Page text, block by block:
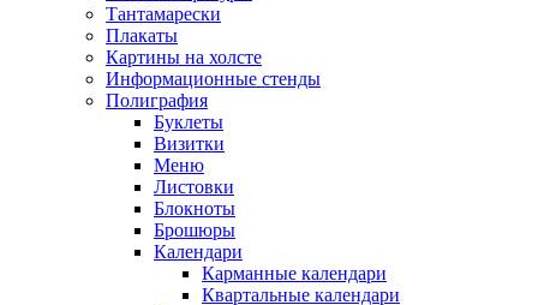
Тантамарески
Плакаты
Картины на холсте
Информационные стенды
Полиграфия
Буклеты
Визитки
Меню
Листовки
Блокноты
Брошюры
Календари
Карманные календари
Квартальные календари